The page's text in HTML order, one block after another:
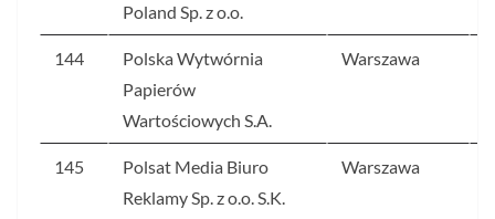
Poland Sp. z o.o.
144
Polska Wytwórnia
Papierów
Wartościowych S.A.
Warszawa
145
Polsat Media Biuro
Reklamy Sp. z o.o. S.K.
Warszawa